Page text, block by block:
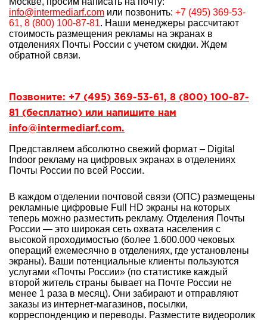
info@intermediarf.com или позвонить: +7 (495) 369-53-
61, 8 (800) 100-87-81. Наши менеджеры рассчитают
стоимость размещения рекламы на экранах в
отделениях Почты России с учетом скидки. Ждем
обратной связи.
Позвоните: +7 (495) 369-53-61, 8 (800) 100-87-
81 (бесплатно) или напишите нам
info@intermediarf.com.
Представляем абсолютно свежий формат – Digital
Indoor рекламу на цифровых экранах в отделениях
Почты России по всей России.
В каждом отделении почтовой связи (ОПС) размещены
рекламные цифровые Full HD экраны на которых
теперь можно разместить рекламу. Отделения Почты
России — это широкая сеть охвата населения с
высокой проходимостью (более 1.600.000 чековых
операций ежемесячно в отделениях, где установлены
экраны). Ваши потенциальные клиенты пользуются
услугами «Почты России» (по статистике каждый
второй житель страны бывает на Почте России не
менее 1 раза в месяц). Они забирают и отправляют
заказы из интернет-магазинов, посылки,
корреспонденцию и переводы. Разместите видеоролик